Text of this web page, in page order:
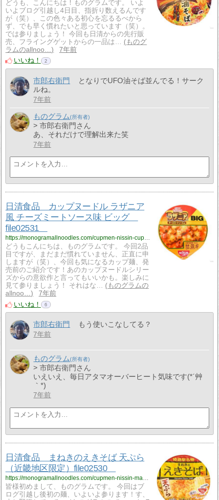
どうも、こんにちは！ものグラムです。 いよ
いよブログ引越し4日目、指折り数えるんです
が（笑）、この色々ある初心を忘るるべから
ず、でも早く慣れたいと思っています（笑）。
では参りましょう！ 今回も日清からの先行販
売、フライングゲットからの一品は…
ものグ
ラムのallnoo…
7年前
いいね！
2
市郎右衛門
となりでUFO油そば並んでる！サーク
ルね。
7年前
ものグラム
> 市郎右衛門さん
あ、それだけで理解出来た笑
7年前
日清食品 カップヌードル ラザニア
風 チーズミートソース味 ビッグ
file02531
どうもこんにちは、ものグラムです。 今回2品
目ですが、まだまだ慣れていません、正直に申
しますが（笑）、今回も気になるカップ麺、発
売前のご紹介です！あのカップヌードルシリー
ズからの意欲作と言ってもいいかも。楽しみに
見て参りましょう！ それはな…
ものグラムの
allnoo…
7年前
いいね！
6
市郎右衛門 もう使いこなしてる？
7年前
ものグラム
> 市郎右衛門さん
いえいえ、毎日アタマオーバーヒート気味です(*´艸
｀*)
7年前
日清食品 まねきのえきそば 天ぷら
（近畿地区限定）file02530
皆様初めまして、ものグラムです。 今回はブ
ログ引越し後初の麺、いよいよ参ります！す、